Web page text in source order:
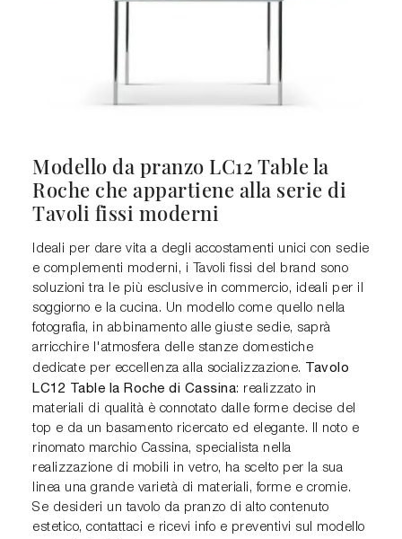
Modello da pranzo LC12 Table la
Roche che appartiene alla serie di
Tavoli fissi moderni
Ideali per dare vita a degli accostamenti unici con sedie
e complementi moderni, i Tavoli fissi del brand sono
soluzioni tra le più esclusive in commercio, ideali per il
soggiorno e la cucina. Un modello come quello nella
fotografia, in abbinamento alle giuste sedie, saprà
arricchire l'atmosfera delle stanze domestiche
dedicate per eccellenza alla socializzazione. Tavolo
LC12 Table la Roche di Cassina: realizzato in
materiali di qualità è connotato dalle forme decise del
top e da un basamento ricercato ed elegante. Il noto e
rinomato marchio Cassina, specialista nella
realizzazione di mobili in vetro, ha scelto per la sua
linea una grande varietà di materiali, forme e cromie.
Se desideri un tavolo da pranzo di alto contenuto
estetico, contattaci e ricevi info e preventivi sul modello